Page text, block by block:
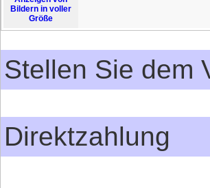
Bildern in voller
Größe
Stellen Sie dem
Direktzahlung